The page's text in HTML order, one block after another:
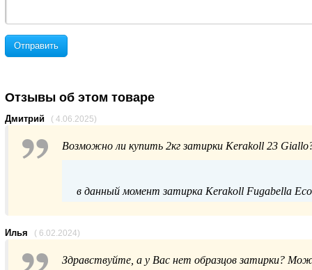
Отправить
Отзывы об этом товаре
Дмитрий ( 4.06.2025)
Возможно ли купить 2кг затирки Kerakoll 23
в данный момент затирка Kerakoll Fugabella
по
Илья ( 6.02.2024)
Здравствуйте, а у Вас нет образцов затирки?